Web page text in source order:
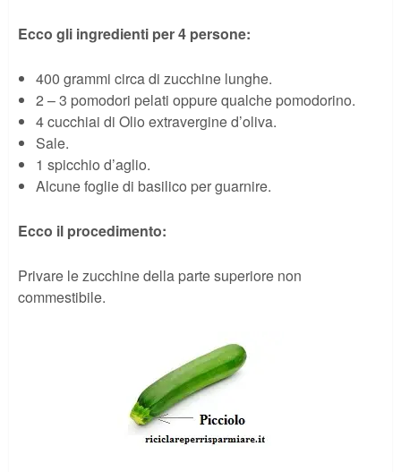
Ecco gli ingredienti per 4 persone:
400 grammi circa di zucchine lunghe.
2 – 3 pomodori pelati oppure qualche pomodorino.
4 cucchiai di Olio extravergine d’oliva.
Sale.
1 spicchio d’aglio.
Alcune foglie di basilico per guarnire.
Ecco il procedimento:
Privare le zucchine della parte superiore non
commestibile.